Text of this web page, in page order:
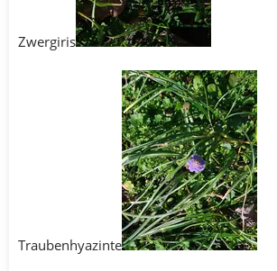
Zwergiris
Traubenhyazinte